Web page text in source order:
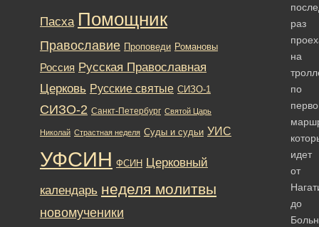
раз
на
по
идет
от
до
Пасха Помощник
Православие Проповеди Романовы
Россия Русская Православная
Церковь Русские святые СИЗО-1
СИЗО-2 Санкт-Петербург Святой Царь
Николай Страстная неделя Суды и судьи УИС
УФСИН ФСИН Церковный
календарь неделя молитвы
новомученики